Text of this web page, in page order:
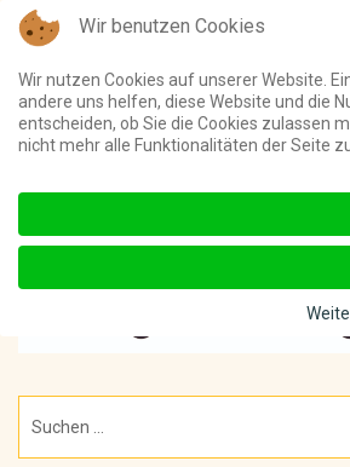
Wir benutzen Cookies
Wir nutzen Cookies auf unserer Website.
andere uns helfen, diese Website und die
entscheiden, ob Sie die Cookies zulassen
nicht mehr alle Funktionalitäten der Seite